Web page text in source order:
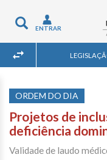
Toggle
navigation
ENTRAR
ORDEM DO DIA
Projetos de
deficiência
Validade de laudo